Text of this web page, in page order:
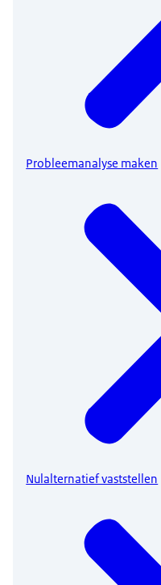
Probleemanalyse maken
Nulalternatief vaststellen